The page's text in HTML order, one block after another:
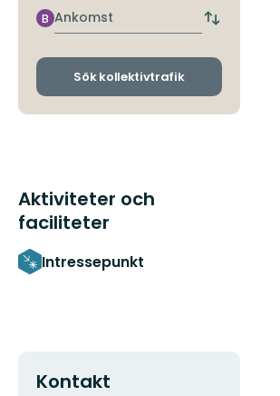
hållplats
Ankomst
B
Byt
och
Sök kollektivtrafik
Aktiviteter och
faciliteter
Intressepunkt
Kontakt